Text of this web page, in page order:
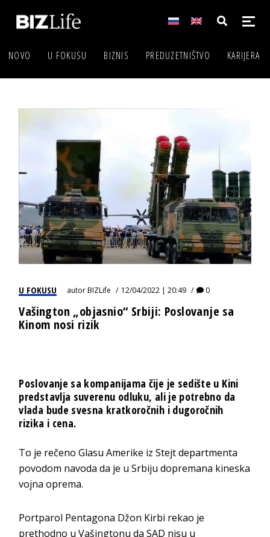
NOVO U FOKUSU BIZNIS PREDUZETNIŠTVO KARIJERA
U FOKUSU autorBIZLife 12/04/2022 | 20:49 0
Vašington „objasnio“ Srbiji: Poslovanje sa
Kinom nosi rizik
Poslovanje sa kompanijama čije je sedište u Kini
predstavlja suverenu odluku, ali je potrebno da
vlada bude svesna kratkoročnih i dugoročnih
rizika i cena.
To je rečeno Glasu Amerike iz Stejt departmenta
povodom navoda da je u Srbiju dopremana kineska
vojna oprema.
Portparol Pentagona Džon Kirbi rekao je
prethodno u Vašingtonu da SAD nisu u